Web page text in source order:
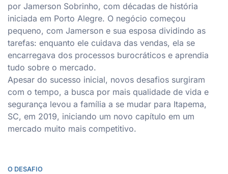
por Jamerson Sobrinho, com décadas de história
iniciada em Porto Alegre. O negócio começou
pequeno, com Jamerson e sua esposa dividindo as
tarefas: enquanto ele cuidava das vendas, ela se
encarregava dos processos burocráticos e aprendia
tudo sobre o mercado.
Apesar do sucesso inicial, novos desafios surgiram
com o tempo, a busca por mais qualidade de vida e
segurança levou a família a se mudar para Itapema,
SC, em 2019, iniciando um novo capítulo em um
mercado muito mais competitivo.
O DESAFIO